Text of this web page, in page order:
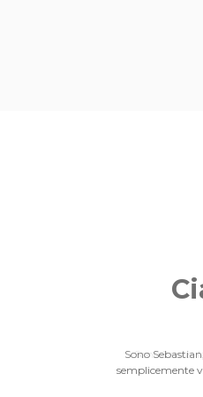
Sono
semplicemente
Sono Janus,
semplicemente